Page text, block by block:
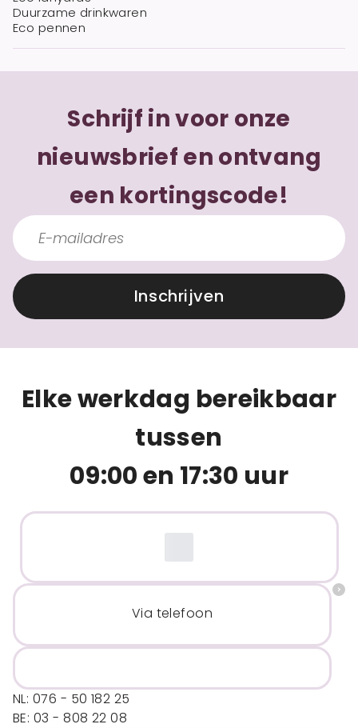
Duurzame drinkwaren
Eco pennen
Schrijf in voor onze
nieuwsbrief en ontvang
een kortingscode!
Inschrijven
Elke werkdag bereikbaar
tussen
09:00 en 17:30 uur
Via telefoon
NL: 076 - 50 182 25
BE: 03 - 808 22 08